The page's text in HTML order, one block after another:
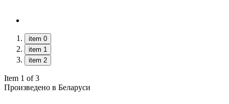
item 0
item 1
item 2
Item 1 of 3
Произведено в Беларуси